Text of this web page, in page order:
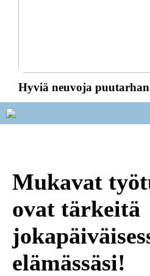
Hyviä neuvoja
Mukavat
ovat tärkeitä
elämässäsi!